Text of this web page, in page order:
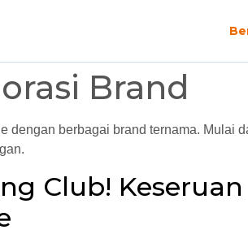
Brand
dengan berbagai brand ternama.
Club!